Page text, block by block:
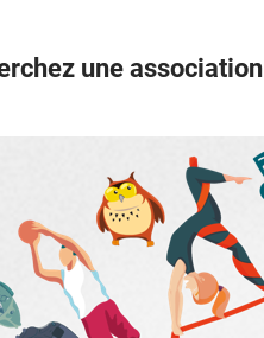
une association